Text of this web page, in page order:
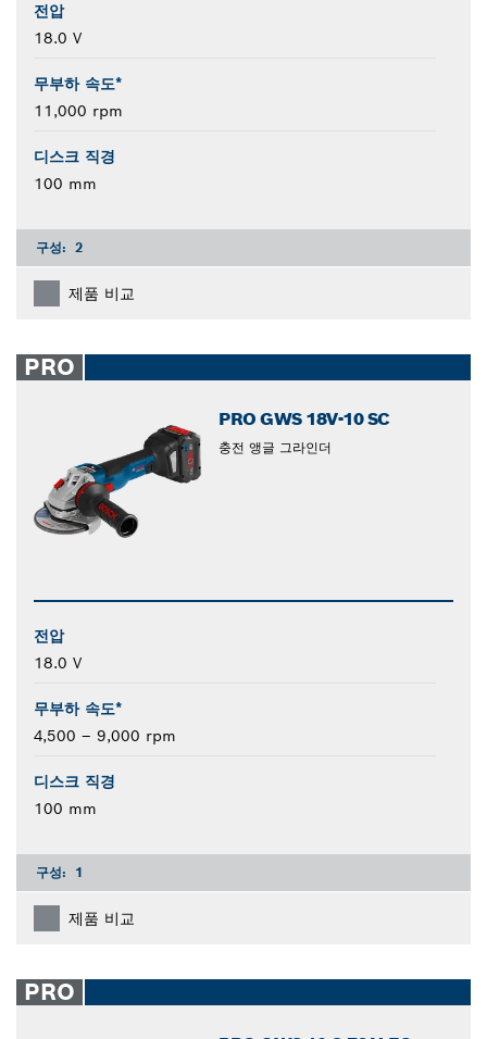
전압
18.0 V
무부하 속도*
11,000 rpm
디스크 직경
100 mm
구성: 2
제품 비교
PRO
PRO GWS 18V-10 SC
충전 앵글 그라인더
전압
18.0 V
무부하 속도*
4,500 – 9,000 rpm
디스크 직경
100 mm
구성: 1
제품 비교
PRO